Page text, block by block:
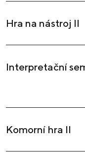
Hra na nástroj II
Interpretační
Komorní hra II